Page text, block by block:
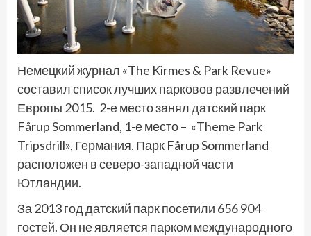
Немецкий журнал «The Kirmes & Park Revue»
составил список лучших парковов развлечений
Европы 2015. 2-е место занял датский парк
Fårup Sommerland, 1-е место – «Theme Park
Tripsdrill», Германия. Парк Fårup Sommerland
расположен в северо-западной части
Ютландии.
За 2013 год датский парк посетили 656 904
гостей. Он не является парком международного